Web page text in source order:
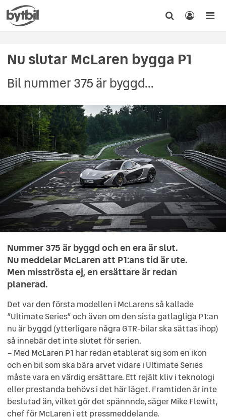
Nu slutar McLaren bygga P1
Bil nummer 375 är byggd...
Nummer 375 är byggd och en era är slut.
Nu meddelar McLaren att P1:ans tid är ute.
Men misströsta ej, en ersättare är redan
planerad.
Det var den första modellen i McLarens så kallade
”Ultimate Series” och även om den sista gatlagliga P1:an
nu är byggd (ytterligare några GTR-bilar ska sättas ihop)
så innebär det inte slutet för serien.
– Med McLaren P1 har redan etablerat sig som en ikon
och en bil som ska bära arvet vidare i Ultimate Series
måste vara en värdig ersättare. Ett rejält kliv i teknologi
eller prestanda behövs i det här läget. Framtiden är inte
beslutad än, vilket gör det spännnde, säger Mike Flewitt,
chef för McLaren i ett pressmeddelande.